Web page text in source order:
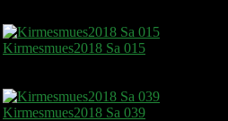
Kirmesmues2018 Sa 015
Kirmesmues2018 Sa 039